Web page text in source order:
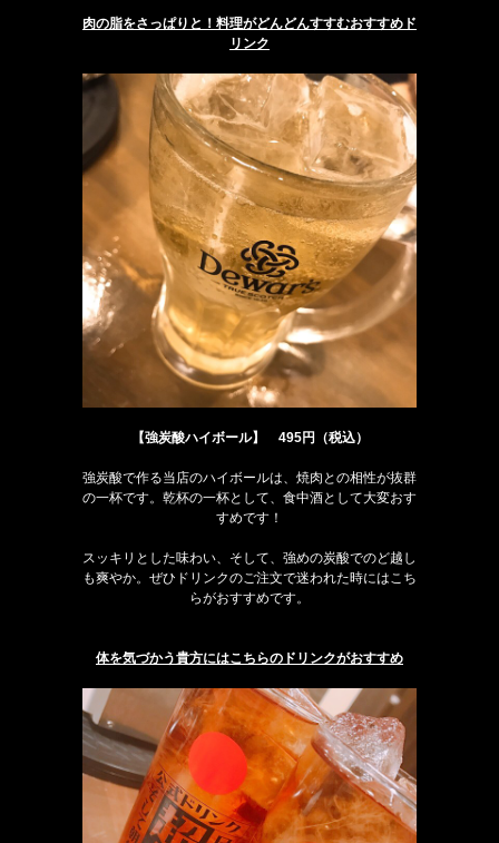
肉の脂をさっぱりと！料理がどんどんすすむおすすめド
リンク
【強炭酸ハイボール】 495円（税込）
強炭酸で作る当店のハイボールは、焼肉との相性が抜群
の一杯です。乾杯の一杯として、食中酒として大変おす
すめです！
スッキリとした味わい、そして、強めの炭酸でのど越し
も爽やか。ぜひドリンクのご注文で迷われた時にはこち
らがおすすめです。
体を気づかう貴方にはこちらのドリンクがおすすめ